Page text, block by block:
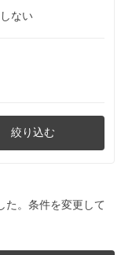
ない
絞り込む
た。条件を変更して